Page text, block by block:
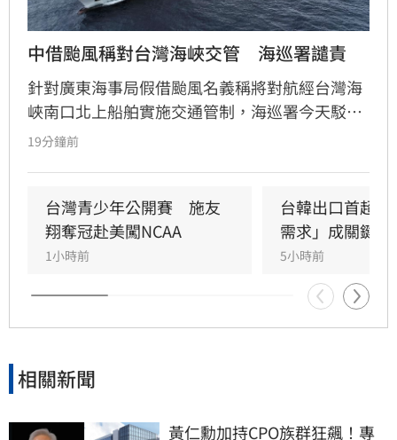
中借颱風稱對台灣海峽交管　海巡署譴責
針對廣東海事局假借颱風名義稱將對航經台灣海
峽南口北上船舶實施交通管制，海巡署今天駁斥
中國無權在台灣海峽實施交通管制，並嚴厲譴
19分鐘前
台灣青少年公開賽　施友
翔奪冠赴美闖NCAA
1小時前
台韓出口首超
需求」成關鍵
5小時前
相關新聞
黃仁勳加持CPO族群狂飆！專